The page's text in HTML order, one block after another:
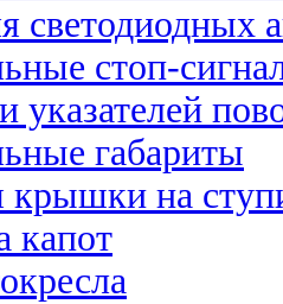
светодиодных
стоп-
указателей
габариты
крышки на
капот